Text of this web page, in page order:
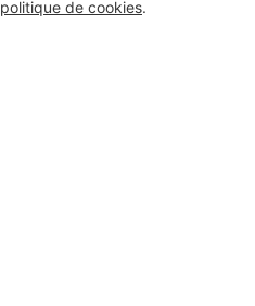
politique de cookies.